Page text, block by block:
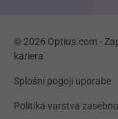
© 2026 Optius.com -
kariera
Splošni pogoji uporabe
Politika varstva